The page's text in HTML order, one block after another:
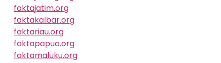
faktajatim.org
faktakalbar.org
faktariau.org
faktapapua.org
faktamaluku.org